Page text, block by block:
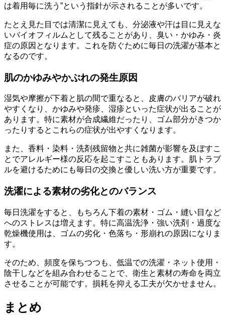
は着用毎に洗う”という指針が示されることが多いです。
たとえ見た目では清潔に見えても、分泌液や汗は目に見えな
いバイオフィルムとして残ることがあり、臭い・かゆみ・炎
症の原因となります。これを防ぐために毎日の洗濯が基本と
なるのです。
肌のかゆみやかぶれの発生原因
湿気や摩擦が下着と肌の間で重なると、皮膚のバリアが破れ
やすくなり、かゆみや発疹、湿疹といった症状が出ることが
あります。特に素材が合成繊維だったり、ゴム部分がきつか
ったりするとこれらの症状が出やすくなります。
また、香料・染料・洗剤残留物と共に雑菌が影響を及ぼすこ
とでアレルギー様の反応を起こすこともあります。肌トラブ
ルを避けるためにも毎日の交換と優しい洗い方が重要です。
洗濯による素材の劣化とのバランス
毎日洗濯をすると、もちろん下着の素材・ゴム・縫い目など
へのストレスは増えます。特に高温洗浄・強い洗剤・過度な
乾燥機使用は、ゴムの劣化・色落ち・形崩れの原因になりま
す。
そのため、頻度を保ちつつも、低温での洗濯・ネット使用・
陰干しなどを組み合わせることで、衛生と素材の寿命を両立
させることが可能です。損耗を抑える工夫が欠かせません。
まとめ